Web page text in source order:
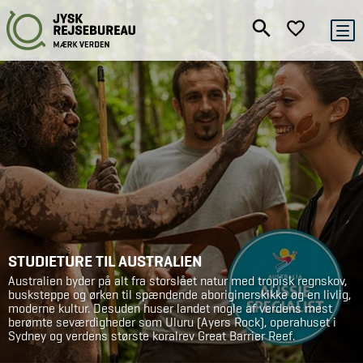
STUDIETURE TIL AUSTRALIEN
Australien byder på alt fra storslået natur med tropisk regnskov,
busksteppe og ørken til spændende aboriginerskikke og en livlig,
moderne kultur. Desuden huser landet nogle af verdens mest
berømte seværdigheder som Uluru (Ayers Rock), operahuset i
Sydney og verdens største koralrev Great Barrier Reef.